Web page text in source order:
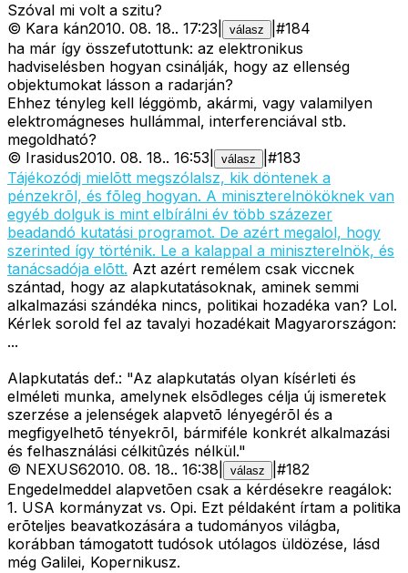
Szóval mi volt a szitu?
© Kara kán2010. 08. 18.. 17:23 válasz #184
ha már így összefutottunk: az elektronikus
hadviselésben hogyan csinálják, hogy az ellenség
objektumokat lásson a radarján?
Ehhez tényleg kell léggömb, akármi, vagy valamilyen
elektromágneses hullámmal, interferenciával stb.
megoldható?
© Irasidus2010. 08. 18.. 16:53 válasz #183
Tájékozódj mielõtt megszólalsz, kik döntenek a
pénzekrõl, és fõleg hogyan. A miniszterelnököknek van
egyéb dolguk is mint elbírálni év több százezer
beadandó kutatási programot. De azért megalol, hogy
szerinted így történik. Le a kalappal a miniszterelnök, és
tanácsadója elõtt. Azt azért remélem csak viccnek
szántad, hogy az alapkutatásoknak, aminek semmi
alkalmazási szándéka nincs, politikai hozadéka van? Lol.
Kérlek sorold fel az tavalyi hozadékait Magyarországon:
...
Alapkutatás def.: "Az alapkutatás olyan kísérleti és
elméleti munka, amelynek elsõdleges célja új ismeretek
szerzése a jelenségek alapvetõ lényegérõl és a
megfigyelhetõ tényekrõl, bármiféle konkrét alkalmazási
és felhasználási célkitûzés nélkül."
© NEXUS62010. 08. 18.. 16:38 válasz #182
Engedelmeddel alapvetõen csak a kérdésekre reagálok:
1. USA kormányzat vs. Opi. Ezt példaként írtam a politika
erõteljes beavatkozására a tudományos világba,
korábban támogatott tudósok utólagos üldözése, lásd
még Galilei, Kopernikusz.